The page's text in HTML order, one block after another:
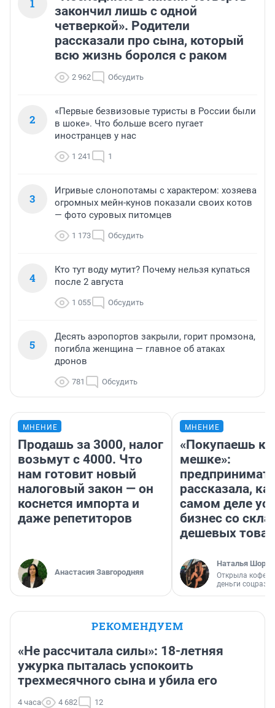
1
закончил лишь с одной
четверкой». Родители
рассказали про сына, который
всю жизнь боролся с раком
2 962 Обсудить
2
«Первые безвизовые туристы в России были
в шоке». Что больше всего пугает
иностранцев у нас
1 241 1
3
Игривые слонопотамы с характером: хозяева
огромных мейн-кунов показали своих котов
— фото суровых питомцев
1 173 Обсудить
4
Кто тут воду мутит? Почему нельзя купаться
после 2 августа
1 055 Обсудить
5
Десять аэропортов закрыли, горит промзона,
погибла женщина — главное об атаках
дронов
781 Обсудить
МНЕНИЕ
Продашь за 3000, налог
возьмут с 4000. Что
нам готовит новый
налоговый закон — он
коснется импорта и
даже репетиторов
Анастасия Завгородняя
МНЕНИЕ
«Покупаешь
мешке»:
рассказала,
самом деле
бизнес со
дешевых
Наталья
Открыла
деньги
РЕКОМЕНДУЕМ
«Не рассчитала силы»: 18-летняя
ужурка пыталась успокоить
трехмесячного сына и убила его
4 часа 4 682 12